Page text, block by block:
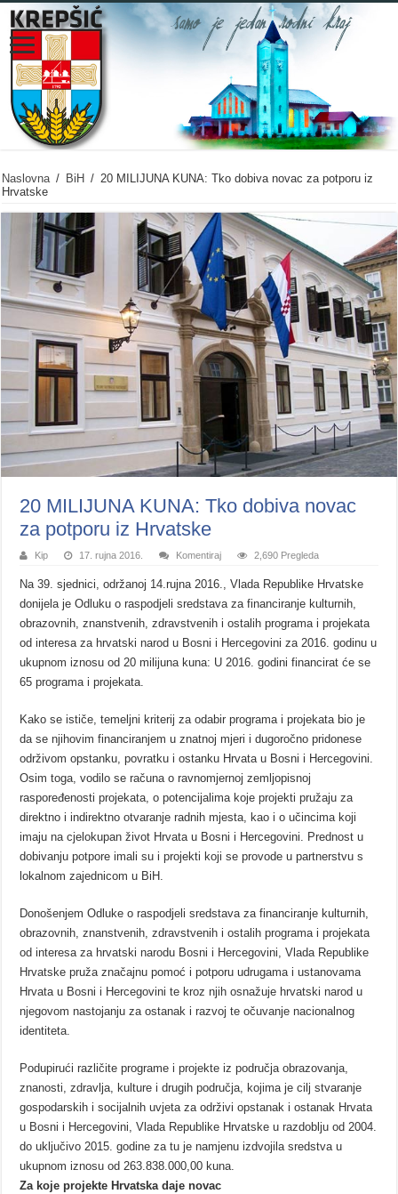
Naslovna / BiH / 20 MILIJUNA KUNA: Tko dobiva novac za potporu iz
Hrvatske
20 MILIJUNA KUNA: Tko dobiva novac
za potporu iz Hrvatske
Kip 17. rujna 2016. Komentiraj 2,690 Pregleda
Na 39. sjednici, održanoj 14.rujna 2016., Vlada Republike Hrvatske
donijela je Odluku o raspodjeli sredstava za financiranje kulturnih,
obrazovnih, znanstvenih, zdravstvenih i ostalih programa i projekata
od interesa za hrvatski narod u Bosni i Hercegovini za 2016. godinu u
ukupnom iznosu od 20 milijuna kuna: U 2016. godini financirat će se
65 programa i projekata.
Kako se ističe, temeljni kriterij za odabir programa i projekata bio je
da se njihovim financiranjem u znatnoj mjeri i dugoročno pridonese
održivom opstanku, povratku i ostanku Hrvata u Bosni i Hercegovini.
Osim toga, vodilo se računa o ravnomjernoj zemljopisnoj
raspoređenosti projekata, o potencijalima koje projekti pružaju za
direktno i indirektno otvaranje radnih mjesta, kao i o učincima koji
imaju na cjelokupan život Hrvata u Bosni i Hercegovini. Prednost u
dobivanju potpore imali su i projekti koji se provode u partnerstvu s
lokalnom zajednicom u BiH.
Donošenjem Odluke o raspodjeli sredstava za financiranje kulturnih,
obrazovnih, znanstvenih, zdravstvenih i ostalih programa i projekata
od interesa za hrvatski narodu Bosni i Hercegovini, Vlada Republike
Hrvatske pruža značajnu pomoć i potporu udrugama i ustanovama
Hrvata u Bosni i Hercegovini te kroz njih osnažuje hrvatski narod u
njegovom nastojanju za ostanak i razvoj te očuvanje nacionalnog
identiteta.
Podupirući različite programe i projekte iz područja obrazovanja,
znanosti, zdravlja, kulture i drugih područja, kojima je cilj stvaranje
gospodarskih i socijalnih uvjeta za održivi opstanak i ostanak Hrvata
u Bosni i Hercegovini, Vlada Republike Hrvatske u razdoblju od 2004.
do uključivo 2015. godine za tu je namjenu izdvojila sredstva u
ukupnom iznosu od 263.838.000,00 kuna.
Za koje projekte Hrvatska daje novac